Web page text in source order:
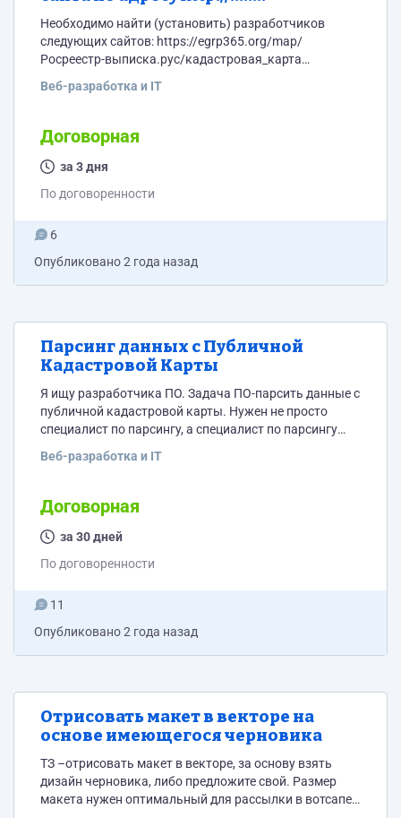
Необходимо найти (установить) разработчиков
следующих сайтов: https://egrp365.org/map/
Росреестр-выписка.рус/кадастровая_карта
https://datametr.su/kadmap/
https://publichnaya-kadastrovaya-karta.com/map/
Необходимы контакты компаний, которые
разрабатывали данные сайты
Веб-разработка и IT
Договорная
за 3 дня
По договоренности
6
Опубликовано2 года назад
Парсинг данных с Публичной
Кадастровой Карты
Я ищу разработчика ПО. Задача ПО-парсить данные с
публичной кадастровой карты. Нужен не просто
специалист по парсингу, а специалист по парсингу
личке.
Веб-разработка и IT
Договорная
за 30 дней
По договоренности
11
Опубликовано2 года назад
Отрисовать макет в векторе на
основе имеющегося черновика
ТЗ –отрисовать макет в векторе, за основу взять
дизайн черновика, либо предложите свой. Размер
макета нужен оптимальный для рассылки в вотсапе.